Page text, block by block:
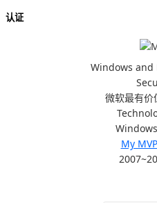
认证
Windows and
微软最有价
My